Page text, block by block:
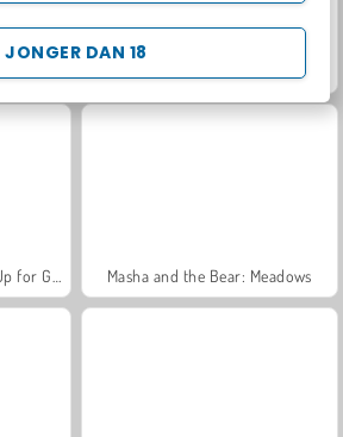
JONGER DAN 18
Masha and the Bear: Meadows